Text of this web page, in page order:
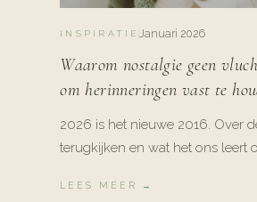
INSPIRATIE Januari 2026
Waarom nostalgie geen
om herinneringen vast te
2026 is het nieuwe 2016. Over
terugkijken en wat het ons leert
LEES MEER →